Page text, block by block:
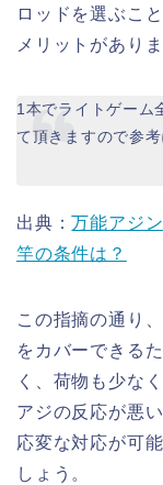
ロッドを選ぶこ
メリットがありま
1本でライトゲーム
て頂きますので参
出典： 万能アジ
竿の条件は？
この指摘の通り
をカバーできる
く、荷物も少な
アジの反応が悪
応変な対応が可
しょう。